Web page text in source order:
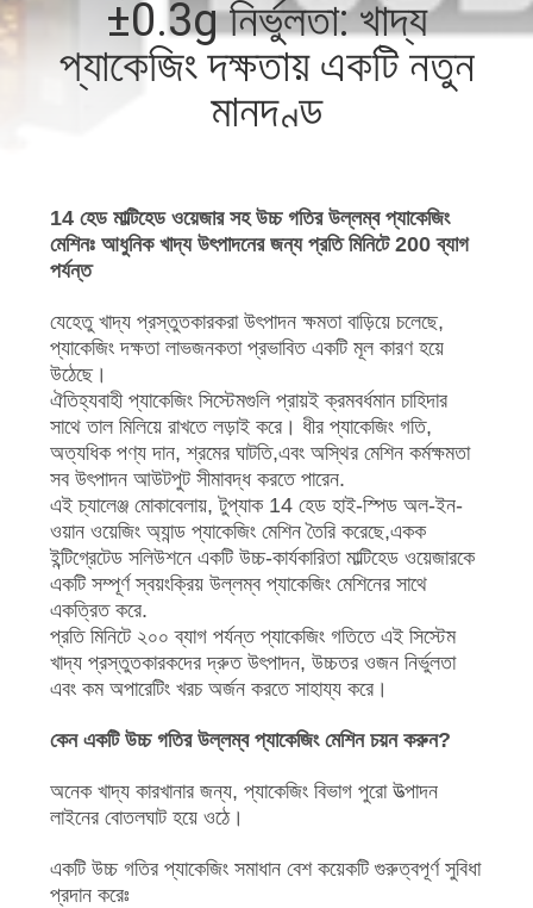
নিয়ন্ত্রণ
আমাদের
করুন
মামলা
একটি
উদ্ধৃতি
অনুরোধ
করুন
সাইট
ম্যাপ
গোপনীয়তা
±0.3g নির্ভুলতা: খাদ্য
প্যাকেজিং দক্ষতায় একটি নতুন
মানদণ্ড
14 হেড মাল্টিহেড ওয়েজার সহ উচ্চ গতির উল্লম্ব প্যাকেজিং
মেশিনঃ আধুনিক খাদ্য উৎপাদনের জন্য প্রতি মিনিটে 200 ব্যাগ
পর্যন্ত
যেহেতু খাদ্য প্রস্তুতকারকরা উৎপাদন ক্ষমতা বাড়িয়ে চলেছে,
প্যাকেজিং দক্ষতা লাভজনকতা প্রভাবিত একটি মূল কারণ হয়ে
উঠেছে।
ঐতিহ্যবাহী প্যাকেজিং সিস্টেমগুলি প্রায়ই ক্রমবর্ধমান চাহিদার
সাথে তাল মিলিয়ে রাখতে লড়াই করে। ধীর প্যাকেজিং গতি,
অত্যধিক পণ্য দান, শ্রমের ঘাটতি,এবং অস্থির মেশিন কর্মক্ষমতা
সব উৎপাদন আউটপুট সীমাবদ্ধ করতে পারেন.
এই চ্যালেঞ্জ মোকাবেলায়, টুপ্যাক 14 হেড হাই-স্পিড অল-ইন-
ওয়ান ওয়েজিং অ্যান্ড প্যাকেজিং মেশিন তৈরি করেছে,একক
ইন্টিগ্রেটেড সলিউশনে একটি উচ্চ-কার্যকারিতা মাল্টিহেড ওয়েজারকে
একটি সম্পূর্ণ স্বয়ংক্রিয় উল্লম্ব প্যাকেজিং মেশিনের সাথে
একত্রিত করে.
প্রতি মিনিটে ২০০ ব্যাগ পর্যন্ত প্যাকেজিং গতিতে এই সিস্টেম
খাদ্য প্রস্তুতকারকদের দ্রুত উৎপাদন, উচ্চতর ওজন নির্ভুলতা
এবং কম অপারেটিং খরচ অর্জন করতে সাহায্য করে।
কেন একটি উচ্চ গতির উল্লম্ব প্যাকেজিং মেশিন চয়ন করুন?
অনেক খাদ্য কারখানার জন্য, প্যাকেজিং বিভাগ পুরো উত্পাদন
লাইনের বোতলঘাট হয়ে ওঠে।
একটি উচ্চ গতির প্যাকেজিং সমাধান বেশ কয়েকটি গুরুত্বপূর্ণ সুবিধা
প্রদান করেঃ